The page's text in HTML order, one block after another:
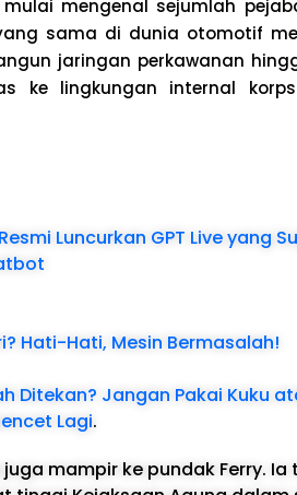
mulai mengenal sejumlah
sama di dunia otomotif
jaringan perkawanan
ke lingkungan internal
Luncurkan GPT Live yang
Hati-Hati, Mesin Bermasalah!
Ditekan? Jangan Pakai Kuku
Lagi.
mampir ke pundak Ferry. Ia